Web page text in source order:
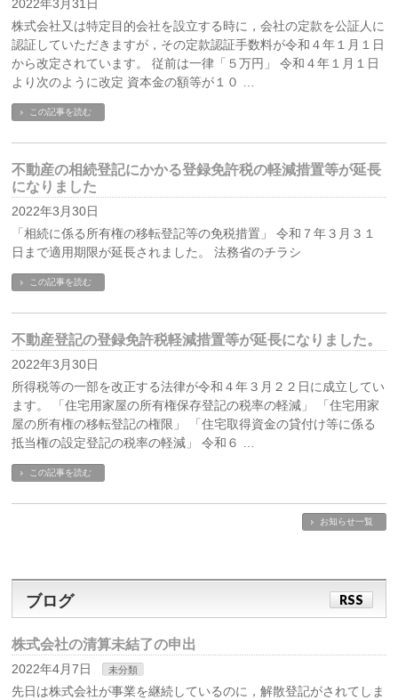
2022年3月31日
株式会社又は特定目的会社を設立する時に，会社の定款を公証人に
認証していただきますが，その定款認証手数料が令和４年１月１日
から改定されています。 従前は一律「５万円」 令和４年１月１日
より次のように改定 資本金の額等が１０ …
この記事を読む
不動産の相続登記にかかる登録免許税の軽減措置等が延長
になりました
2022年3月30日
「相続に係る所有権の移転登記等の免税措置」 令和７年３月３１
日まで適用期限が延長されました。 法務省のチラシ
この記事を読む
不動産登記の登録免許税軽減措置等が延長になりました。
2022年3月30日
所得税等の一部を改正する法律が令和４年３月２２日に成立してい
ます。 「住宅用家屋の所有権保存登記の税率の軽減」 「住宅用家
屋の所有権の移転登記の権限」 「住宅取得資金の貸付け等に係る
抵当権の設定登記の税率の軽減」 令和６ …
この記事を読む
お知らせ一覧
ブログ RSS
株式会社の清算未結了の申出
2022年4月7日 未分類
先日は株式会社が事業を継続しているのに，解散登記がされてしま